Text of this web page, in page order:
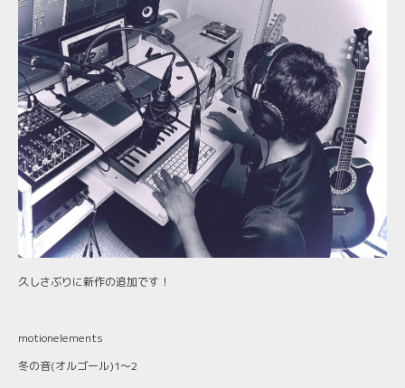
久しさぶりに新作の追加です！
motionelements
冬の音(オルゴール)1〜2